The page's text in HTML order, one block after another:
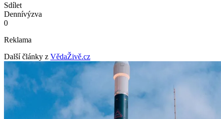
Sdílet
Dennívýzva
0
Reklama
Další články z VědaŽivě.cz